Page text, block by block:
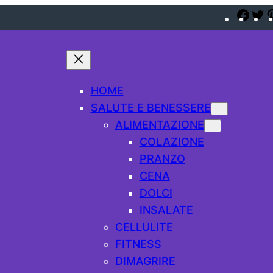
HOME
SALUTE E BENESSERE
ALIMENTAZIONE
COLAZIONE
PRANZO
CENA
DOLCI
INSALATE
CELLULITE
FITNESS
DIMAGRIRE